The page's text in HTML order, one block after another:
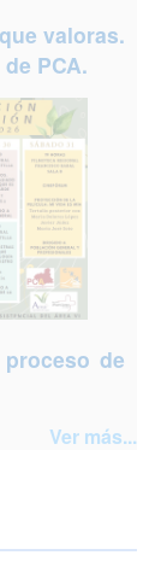
valoras.
PCA.
de
Ver más...